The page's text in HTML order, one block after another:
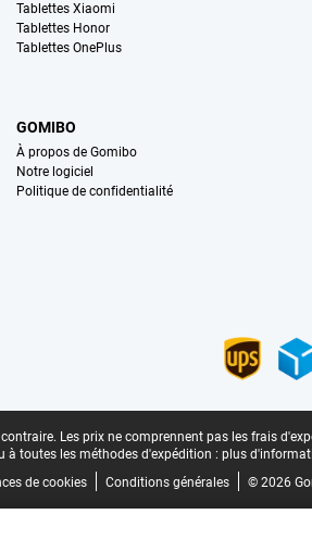
Tablettes Xiaomi
Tablettes Honor
Tablettes OnePlus
GOMIBO
À propos de Gomibo
Notre logiciel
Politique de confidentialité
Les prix ne comprennent pas les frais
à toutes les méthodes d'expédition : plus
de cookies Conditions générales © 2026